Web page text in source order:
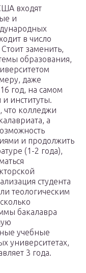
входят
и
в число
заменить,
образования,
даже
год, на самом
институты.
что колледжи
а
и продолжить
(1-2 года),
студента
теологическим
бакалавра
учебные
университетах,
3 года.